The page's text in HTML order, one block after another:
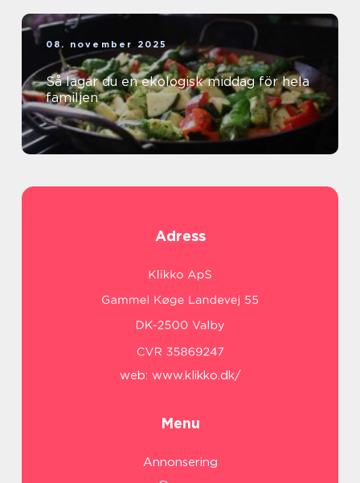
08. november 2025
Så lagar du en ekologisk middag för hela
familjen
Adress
web: www.klikko.dk/
Menu
Annonsering